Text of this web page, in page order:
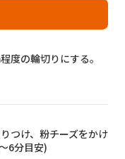
度の輪切りにする。
つけ、粉チーズをかけ
6分目安)